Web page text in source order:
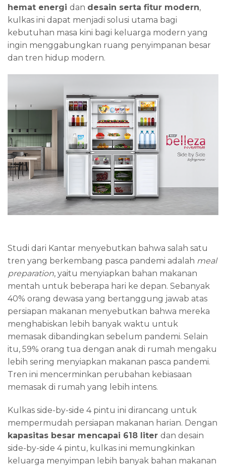
hemat energi dan desain serta fitur modern,
kulkas ini dapat menjadi solusi utama bagi
kebutuhan masa kini bagi keluarga modern yang
ingin menggabungkan ruang penyimpanan besar
dan tren hidup modern.
Studi dari Kantar menyebutkan bahwa salah satu
tren yang berkembang pasca pandemi adalah meal
preparation, yaitu menyiapkan bahan makanan
mentah untuk beberapa hari ke depan. Sebanyak
40% orang dewasa yang bertanggung jawab atas
persiapan makanan menyebutkan bahwa mereka
menghabiskan lebih banyak waktu untuk
memasak dibandingkan sebelum pandemi. Selain
itu, 59% orang tua dengan anak di rumah mengaku
lebih sering menyiapkan makanan pasca pandemi.
Tren ini mencerminkan perubahan kebiasaan
memasak di rumah yang lebih intens.
Kulkas side-by-side 4 pintu ini dirancang untuk
mempermudah persiapan makanan harian. Dengan
kapasitas besar mencapai 618 liter dan desain
side-by-side 4 pintu, kulkas ini memungkinkan
keluarga menyimpan lebih banyak bahan makanan